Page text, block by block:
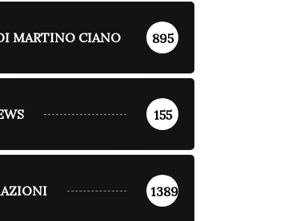
MARTINO CIANO 895
155
1389